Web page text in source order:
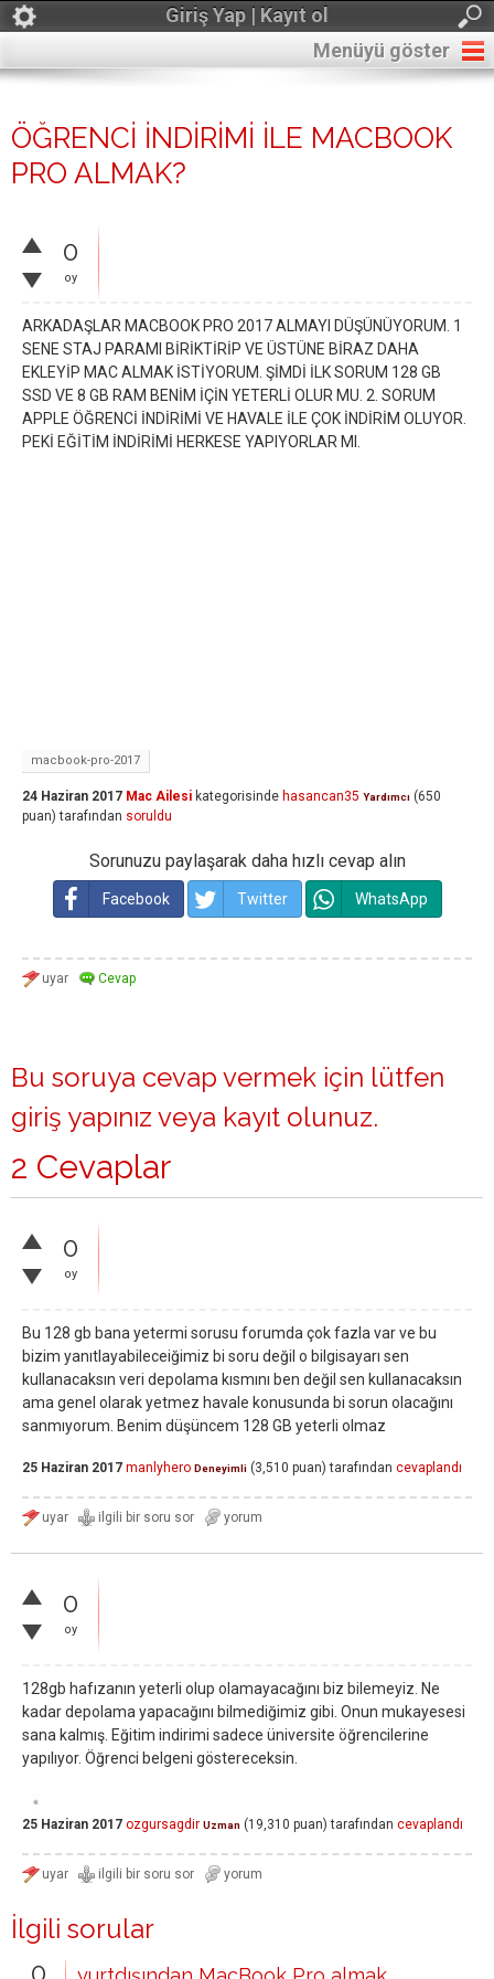
Giriş Yap | Kayıt ol
Menüyü göster
ÖĞRENCİ İNDİRİMİ İLE MACBOOK
PRO ALMAK?
0
oy
ARKADAŞLAR MACBOOK PRO 2017 ALMAYI DÜŞÜNÜYORUM. 1
SENE STAJ PARAMI BİRİKTİRİP VE ÜSTÜNE BİRAZ DAHA
EKLEYİP MAC ALMAK İSTİYORUM. ŞİMDİ İLK SORUM 128 GB
SSD VE 8 GB RAM BENİM İÇİN YETERLİ OLUR MU. 2. SORUM
APPLE ÖĞRENCİ İNDİRİMİ VE HAVALE İLE ÇOK İNDİRİM OLUYOR.
PEKİ EĞİTİM İNDİRİMİ HERKESE YAPIYORLAR MI.
macbook-pro-2017
24 Haziran 2017 Mac Ailesi kategorisinde hasancan35 Yardımcı (650
puan) tarafından soruldu
Sorunuzu paylaşarak daha hızlı cevap alın
Facebook Twitter WhatsApp
Bu soruya cevap vermek için lütfen
giriş yapınız veya kayıt olunuz.
2 Cevaplar
0
oy
Bu 128 gb bana yetermi sorusu forumda çok fazla var ve bu
bizim yanıtlayabileceiğimiz bi soru değil o bilgisayarı sen
kullanacaksın veri depolama kısmını ben değil sen kullanacaksın
ama genel olarak yetmez havale konusunda bi sorun olacağını
sanmıyorum. Benim düşüncem 128 GB yeterli olmaz
25 Haziran 2017 manlyhero Deneyimli (3,510 puan) tarafından cevaplandı
0
oy
128gb hafızanın yeterli olup olamayacağını biz bilemeyiz. Ne
kadar depolama yapacağını bilmediğimiz gibi. Onun mukayesesi
sana kalmış. Eğitim indirimi sadece üniversite öğrencilerine
yapılıyor. Öğrenci belgeni göstereceksin.
25 Haziran 2017 ozgursagdir Uzman (19,310 puan) tarafından cevaplandı
İlgili sorular